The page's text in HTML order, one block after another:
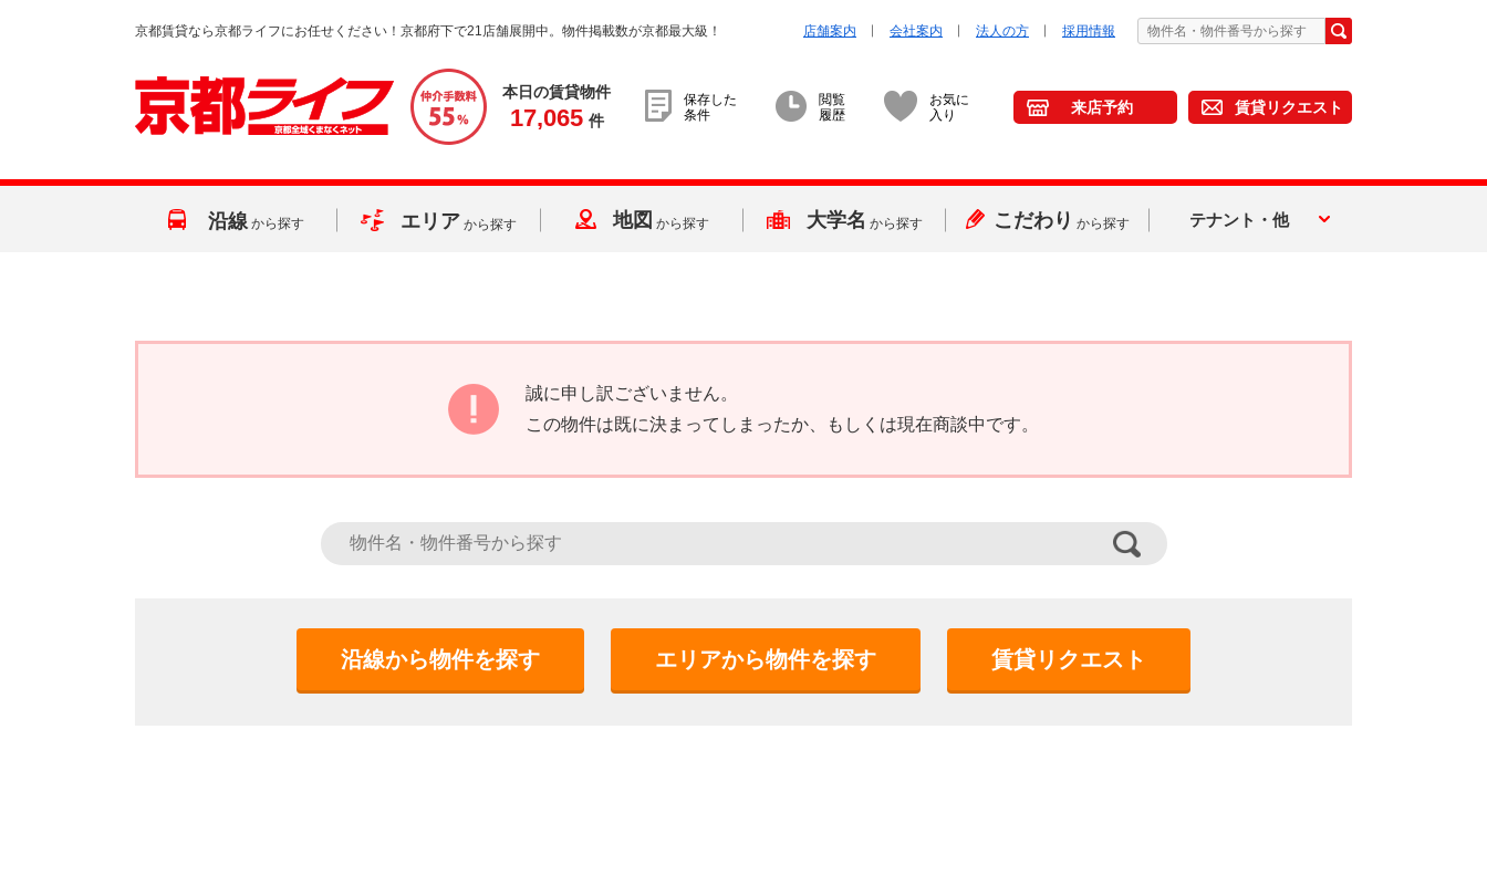
京都賃貸なら京都ライフにお任せください！京都府下で21店舗展開中。物件掲載数が京都最大級！ 店舗案内 会社案内 法人の方 採用情報
本日の賃貸物件
17,065 件
保存した
条件
閲覧
履歴
お気に
入り
来店予約 賃貸リクエスト
沿線 から探す エリア から探す 地図 から探す 大学名 から探す こだわり から探す テナント・他
誠に申し訳ございません。
この物件は既に決まってしまったか、もしくは現在商談中です。
沿線から物件を探す エリアから物件を探す 賃貸リクエスト